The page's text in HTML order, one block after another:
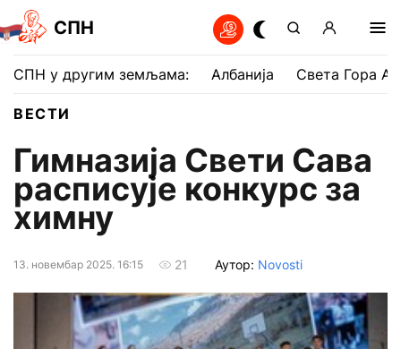
СПН
СПН у другим земљама: Албанија Света Гора
ВЕСТИ
Гимназија Свети Сава
расписује конкурс за
химну
13. новембар 2025. 16:15 21 Аутор: Novosti